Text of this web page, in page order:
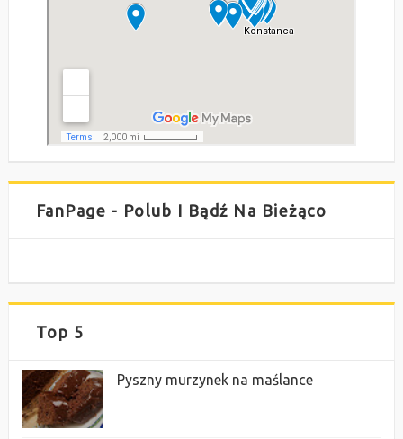
FanPage - Polub I Bądź Na Bieżąco
Top 5
Pyszny murzynek na maślance